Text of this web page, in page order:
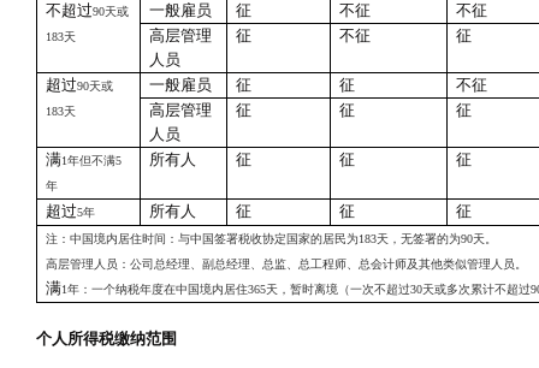
不超过90天或
183天
一般雇员 征 不征
不征
高层管理
人员
征 不征 征
超过90天或
183天
一般雇员 征 征
不征
高层管理
人员
征 征 征
满1年但不满5
年
所有人 征 征 征
超过5年 所有人 征 征 征
注：中国境内居住时间：与中国签署税收协定国家的居民为183天，无签署的为90天。
高层管理人员：公司总经理、副总经理、总监、总工程师、总会计师及其他类似管理人员。
满1年：一个纳税年度在中国境内居住365天，暂时离境（一次不超过30天或多次累计不超过
个人所得税缴纳范围